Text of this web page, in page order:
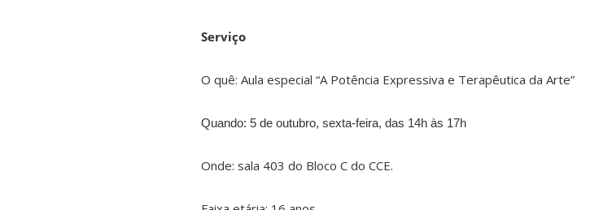
Serviço
O quê: Aula especial “A Potência Expressiva e Terapêutica da Arte”
Quando: 5 de outubro, sexta-feira, das 14h às 17h
Onde: sala 403 do Bloco C do CCE.